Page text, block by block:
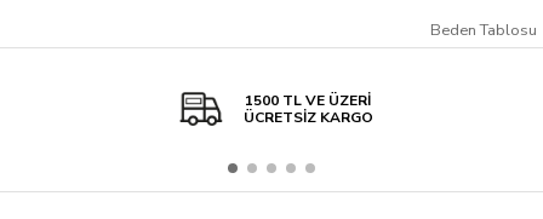
Beden Tablosu
1500 TL VE ÜZERİ
ÜCRETSİZ KARGO